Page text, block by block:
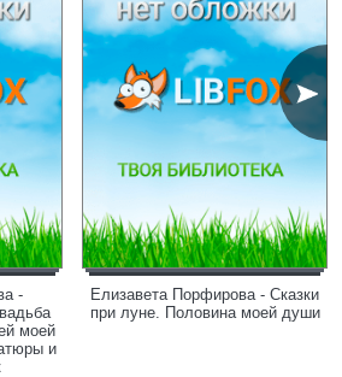
-
моей
и
Елизавета Порфирова - Сказки
при луне. Половина моей души